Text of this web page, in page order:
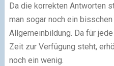
Da die korrekten Antworten
man sogar noch ein
Allgemeinbildung. Da für
Zeit zur Verfügung steht,
noch ein wenig.